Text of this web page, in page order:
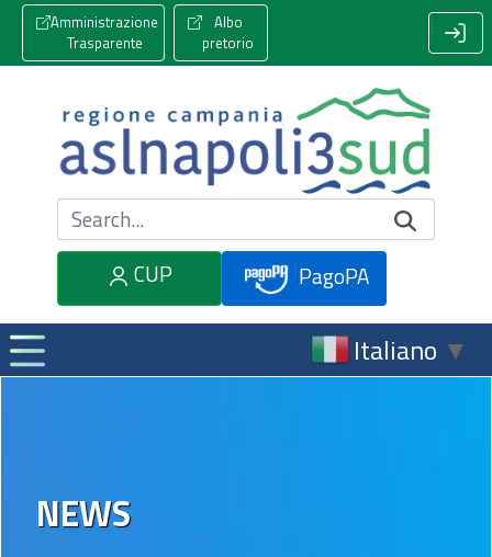
Amministrazione
Trasparente
Albo
pretorio
Cerca nel sito
CUP
PagoPA
Italiano ▼
NEWS